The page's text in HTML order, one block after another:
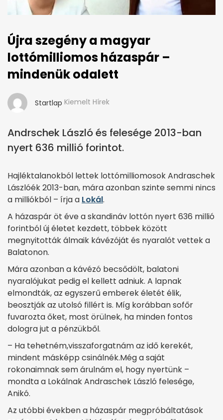
Újra szegény a magyar
lottómilliomos házaspár –
mindenük odalett
Startlap Kiemelt Hírek
Andrschek László és felesége 2013-ban
nyert 636 millió forintot.
Hajléktalanokból lettek lottómilliomosok Andraschek
Lászlóék 2013-ban, mára azonban szinte semmi nincs
a milliókból – írja a Lokál.
A házaspár öt éve a skandináv lottón nyert 636 millió
forintból új életet kezdett, többek között
megnyitották álmaik kávézóját és nyaralót vettek a
Balatonon.
Mára azonban a kávézó becsődölt, balatoni
nyaralójukat pedig el kellett adniuk. A lapnak
elmondták, az egyszerű emberek életét élik,
beosztják az utolsó fillért is. Míg korábban sofőr
fuvarozta őket, most örülnek, ha minden fontos
dologra jut a pénzükből.
– Ha tehetném,visszaforgatnám az idő kerekét,
mindent másképp csinálnék.Még a saját
rokonaimnak sem árulnám el, hogy nyertünk –
mondta a Lokálnak Andraschek László felesége,
Anikó.
Az utóbbi években a házaspár megpróbáltatások